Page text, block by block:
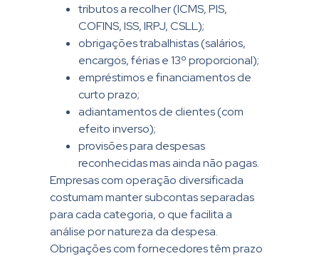
tributos a recolher (ICMS, PIS,
COFINS, ISS, IRPJ, CSLL);
obrigações trabalhistas (salários,
encargos, férias e 13º proporcional);
empréstimos e financiamentos de
curto prazo;
adiantamentos de clientes (com
efeito inverso);
provisões para despesas
reconhecidas mas ainda não pagas.
Empresas com operação diversificada
costumam manter subcontas separadas
para cada categoria, o que facilita a
análise por natureza da despesa.
Obrigações com fornecedores têm prazo